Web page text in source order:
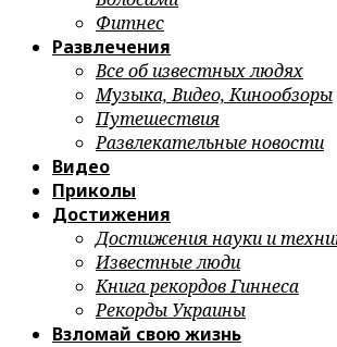
Фитнес
Развлечения
Все об известных людях
Музыка, Видео, Кинообзоры
Путешествия
Развлекательные новости
Видео
Приколы
Достижения
Достижения науки и
Известные люди
Книга рекордов Гиннеса
Рекорды Украины
Взломай свою жизнь